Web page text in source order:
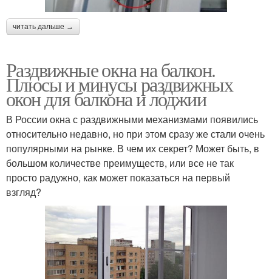
читать дальше →
Раздвижные окна на балкон.
Плюсы и минусы раздвижных
окон для балкона и лоджии
В России окна с раздвижными механизмами появились
относительно недавно, но при этом сразу же стали очень
популярными на рынке. В чем их секрет? Может быть, в
большом количестве преимуществ, или все не так
просто радужно, как может показаться на первый
взгляд?